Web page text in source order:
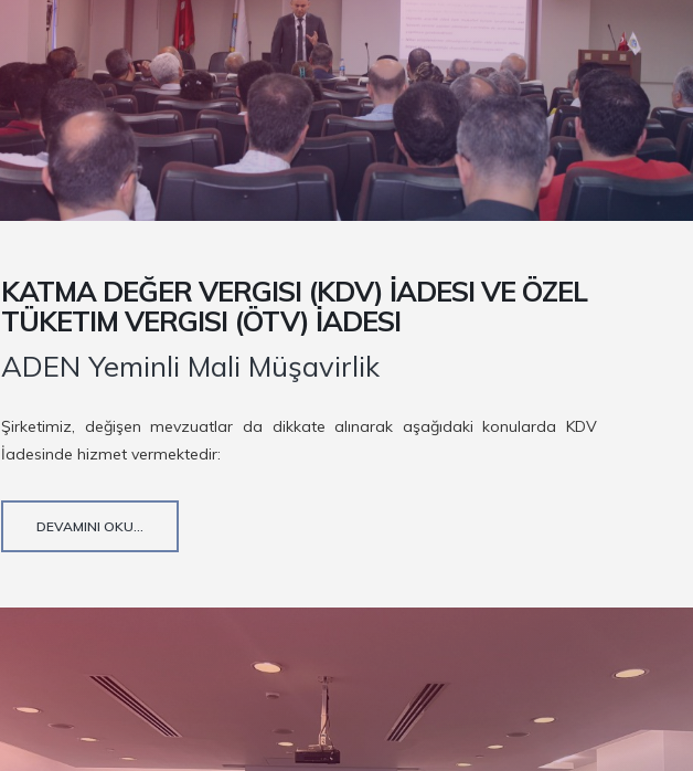
KATMA DEĞER VERGISI (KDV) İADESI VE ÖZEL
TÜKETIM VERGISI (ÖTV) İADESI
ADEN Yeminli Mali Müşavirlik
Şirketimiz, değişen mevzuatlar da dikkate alınarak aşağıdaki konularda KDV
İadesinde hizmet vermektedir:
DEVAMINI OKU...